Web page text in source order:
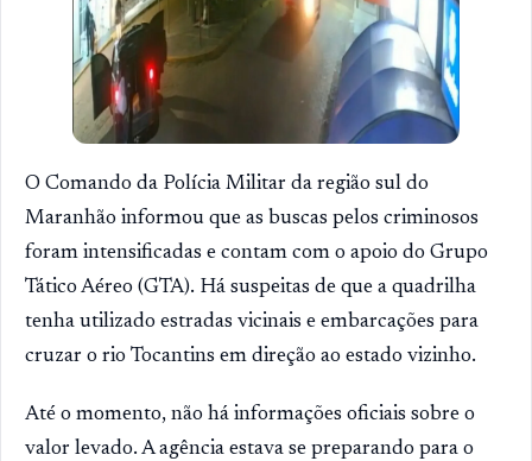
O Comando da Polícia Militar da região sul do
Maranhão informou que as buscas pelos criminosos
foram intensificadas e contam com o apoio do Grupo
Tático Aéreo (GTA). Há suspeitas de que a quadrilha
tenha utilizado estradas vicinais e embarcações para
cruzar o rio Tocantins em direção ao estado vizinho.
Até o momento, não há informações oficiais sobre o
valor levado. A agência estava se preparando para o